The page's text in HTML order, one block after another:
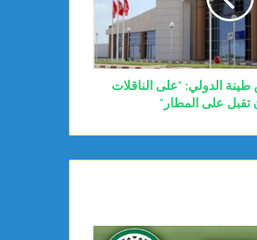
الدولي: "على الناقلات
تقبل على المطار"